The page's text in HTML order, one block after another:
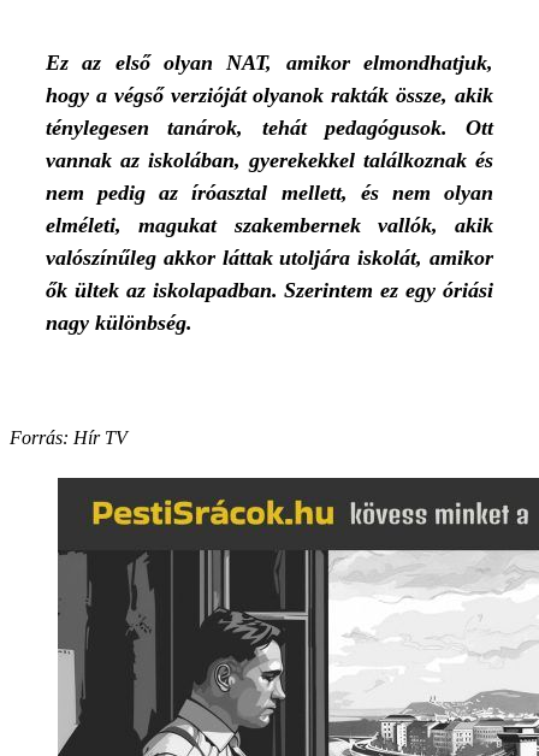
Ez az első olyan NAT, amikor elmondhatjuk,
hogy a végső verzióját olyanok rakták össze, akik
ténylegesen tanárok, tehát pedagógusok. Ott
vannak az iskolában, gyerekekkel találkoznak és
nem pedig az íróasztal mellett, és nem olyan
elméleti, magukat szakembernek vallók, akik
valószínűleg akkor láttak utoljára iskolát, amikor
ők ültek az iskolapadban. Szerintem ez egy óriási
nagy különbség.
Forrás: Hír TV